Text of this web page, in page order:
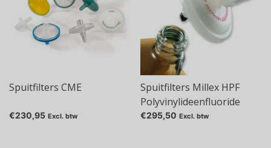
Spuitfilters CME
€230,95 Excl. btw
Spuitfilters Millex HPF
Polyvinylideenfluoride
(PVDF)
€295,50 Excl. btw